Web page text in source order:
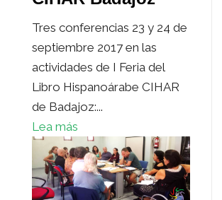
Tres conferencias 23 y 24 de
septiembre 2017 en las
actividades de I Feria del
Libro Hispanoárabe CIHAR
de Badajoz:...
Lea más